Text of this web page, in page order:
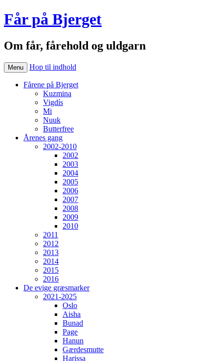
Får på Bjerget
Om får, fårehold og uldgarn
Menu Hop til indhold
Fårene på Bjerget
Kuzmina
Vigdís
Mi
Nuuk
Butterfree
Årenes gang
2002-2010
2002
2003
2004
2005
2006
2007
2008
2009
2010
2011
2012
2013
2014
2015
2016
De evige græsmarker
2021-2025
Oslo
Aisha
Bunad
Page
Hanun
Gærdesmutte
Harissa